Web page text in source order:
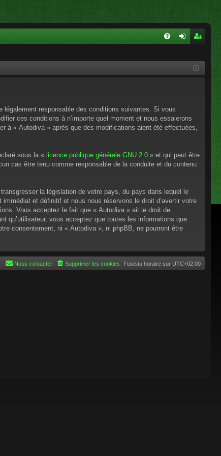
cri
responsable des conditions suivantes. Si vous
ces conditions à n’importe quel moment et nous essaierons
à « Autodiva » après que des modifications aient été effectuées,
sous la « licence publique générale GNU 2.0 » et qui peut être
cas être tenu comme responsable de la conduite et du contenu
la législation de votre pays, du pays dans lequel le
et définitif et nous nous réservons le droit d’avertir votre
Vous acceptez le fait que « Autodiva » ait le droit de
qu’utilisateur, vous acceptez que toutes les informations que
consentement, ni « Autodiva », ni phpBB, ne pourront être
Fuseau horaire sur UTC+02:00
Supprimer les cookies
Nous contacter